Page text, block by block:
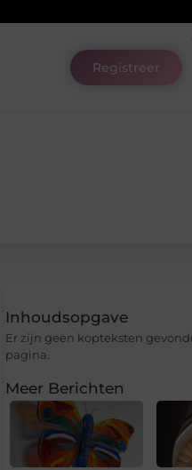
Registreer
Inhoudsopgave
Er zijn geen kopteksten
pagina.
Meer Berichten